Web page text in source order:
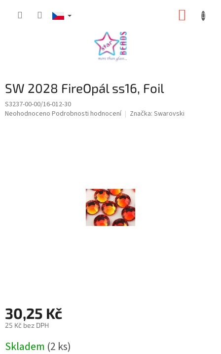
SW 2028 FireOpál ss16, Foil
S3237-00-00/16-012-30
Průměrné
Neohodnoceno Podrobnosti hodnocení Značka: Swarovski
30,25 Kč
25 Kč bez DPH
cena:
Skladem (2 ks)